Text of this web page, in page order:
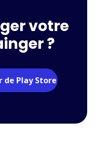
votre
?
Play Store